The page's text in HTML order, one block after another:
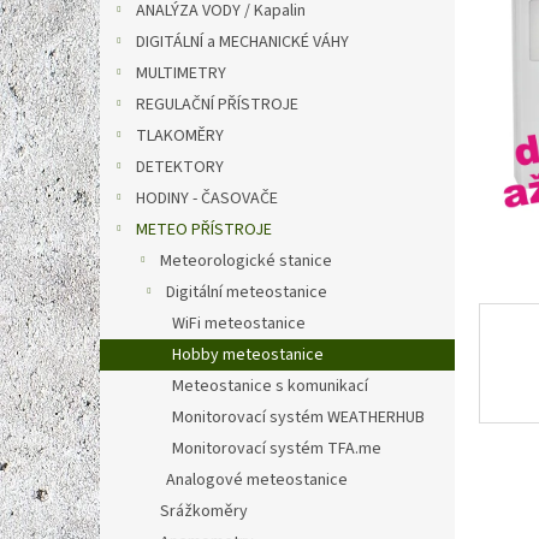
n
e
l
ANALÝZA VODY / Kapalin
DIGITÁLNÍ a MECHANICKÉ VÁHY
MULTIMETRY
REGULAČNÍ PŘÍSTROJE
TLAKOMĚRY
DETEKTORY
HODINY - ČASOVAČE
METEO PŘÍSTROJE
Meteorologické stanice
Digitální meteostanice
WiFi meteostanice
Hobby meteostanice
Meteostanice s komunikací
Monitorovací systém WEATHERHUB
Monitorovací systém TFA.me
Analogové meteostanice
Srážkoměry